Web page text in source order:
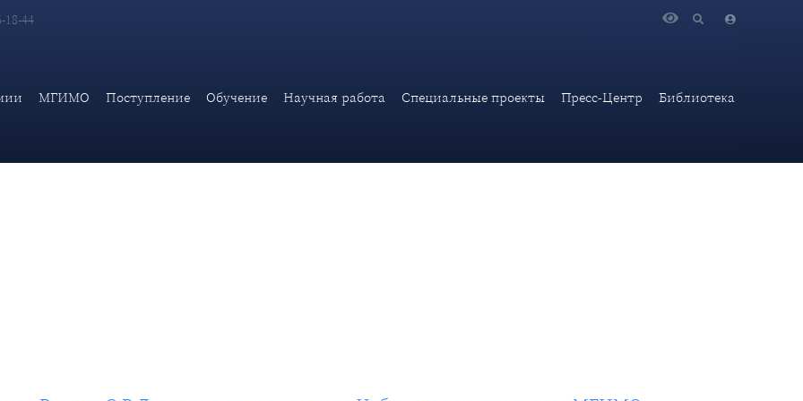
18-44
МГИМО Поступление Обучение Научная работа Специальные проекты Пресс-Центр Библиотека
дел России С.В.Лаврова в ходе заседания Наблюдательного совета МГИМО